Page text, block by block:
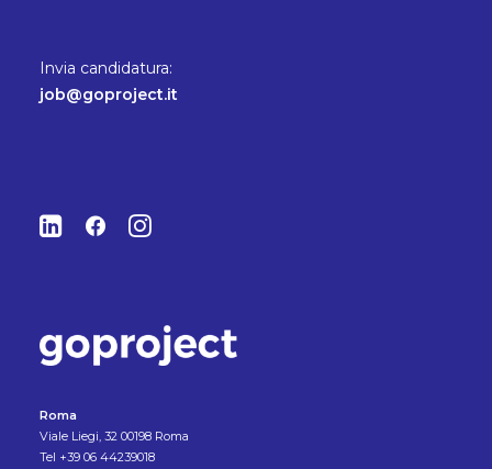
Invia candidatura:
job@goproject.it
Roma
Viale Liegi, 32 00198 Roma
Tel +39 06 44239018